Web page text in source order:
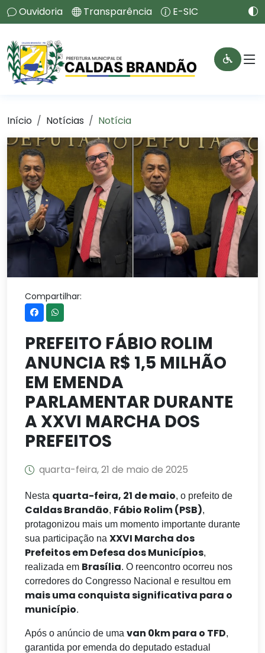
Ouvidoria Transparência E-SIC
Início Notícias Notícia
Compartilhar:
PREFEITO FÁBIO ROLIM
ANUNCIA R$ 1,5 MILHÃO
EM EMENDA
PARLAMENTAR DURANTE
A XXVI MARCHA DOS
PREFEITOS
quarta-feira, 21 de maio de 2025
Nesta quarta-feira, 21 de maio, o prefeito de
Caldas Brandão, Fábio Rolim (PSB),
protagonizou mais um momento importante durante
sua participação na XXVI Marcha dos
Prefeitos em Defesa dos Municípios,
realizada em Brasília. O reencontro ocorreu nos
corredores do Congresso Nacional e resultou em
mais uma conquista significativa para o
município.
Após o anúncio de uma van 0km para o TFD,
garantida por emenda do deputado estadual